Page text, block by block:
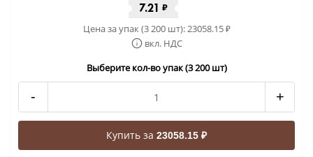
7.21 ₽
Цена за упак (3 200 шт):23058.15₽
вкл. НДС
Выберите кол-во упак (3 200 шт)
- +
Купить за 23058.15 ₽